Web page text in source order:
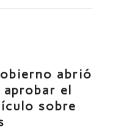
abrió
el
sobre